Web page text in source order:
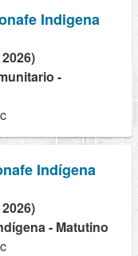
Indigena
-
Indígena
- Matutino